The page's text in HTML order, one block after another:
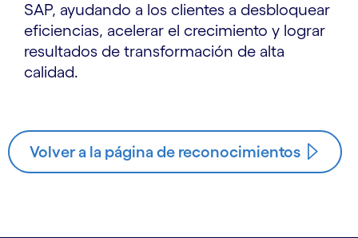
SAP, ayudando a los clientes a desbloquear
eficiencias, acelerar el crecimiento y lograr
resultados de transformación de alta
calidad.
Volver a la página de reconocimientos